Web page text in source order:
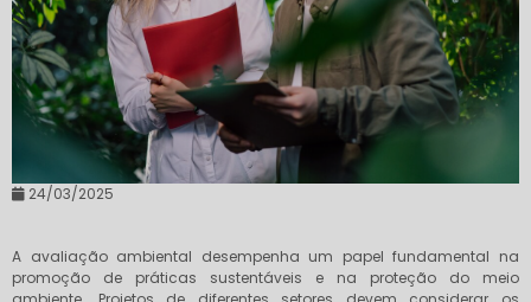
24/03/2025
A avaliação ambiental desempenha um papel fundamental na
promoção de práticas sustentáveis e na proteção do meio